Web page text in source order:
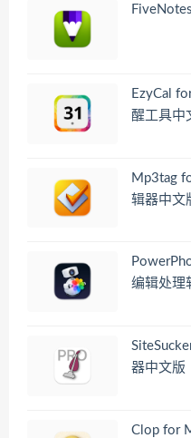
EzyCal
醒工具中
Mp3tag
辑器中文
编辑处理
器中文版
Clop for